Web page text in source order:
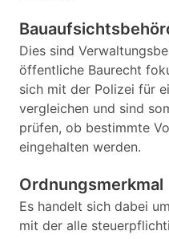
Dies sind
öffentliche Baurecht
sich mit der Polizei für
vergleichen und sind
prüfen, ob bestimmte
eingehalten werden.
Ordnungsmerkmal
Es handelt sich dabei
mit der alle